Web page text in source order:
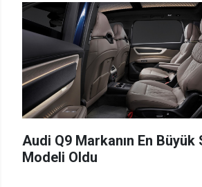
Audi Q9 Markanın En Büyük
Modeli Oldu